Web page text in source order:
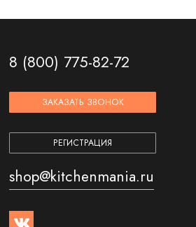
8 (800) 775-82-72
ЗАКАЗАТЬ ЗВОНОК
РЕГИСТРАЦИЯ
shop@kitchenmania.ru